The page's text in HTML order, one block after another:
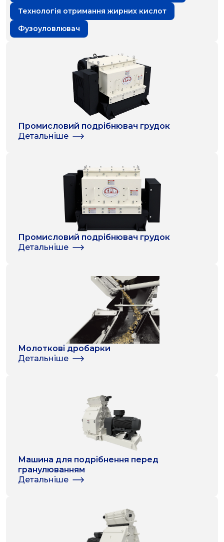
Технологія отримання жирних кислот
Фузоуловлювач
Промисловий подрібнювач грудок
Детальніше
Промисловий подрібнювач грудок
Детальніше
Молоткові дробарки
Детальніше
Машина для подрібнення перед
гранулюванням
Детальніше